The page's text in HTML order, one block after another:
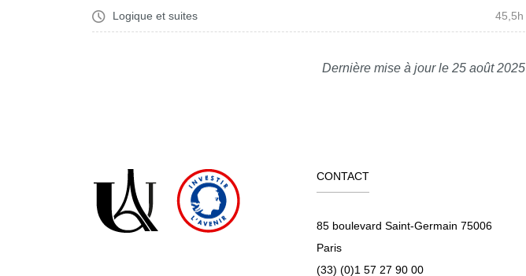
Logique et suites 45,5h
Dernière mise à jour le 25 août 2025
CONTACT
85 boulevard Saint-Germain 75006
Paris
(33) (0)1 57 27 90 00